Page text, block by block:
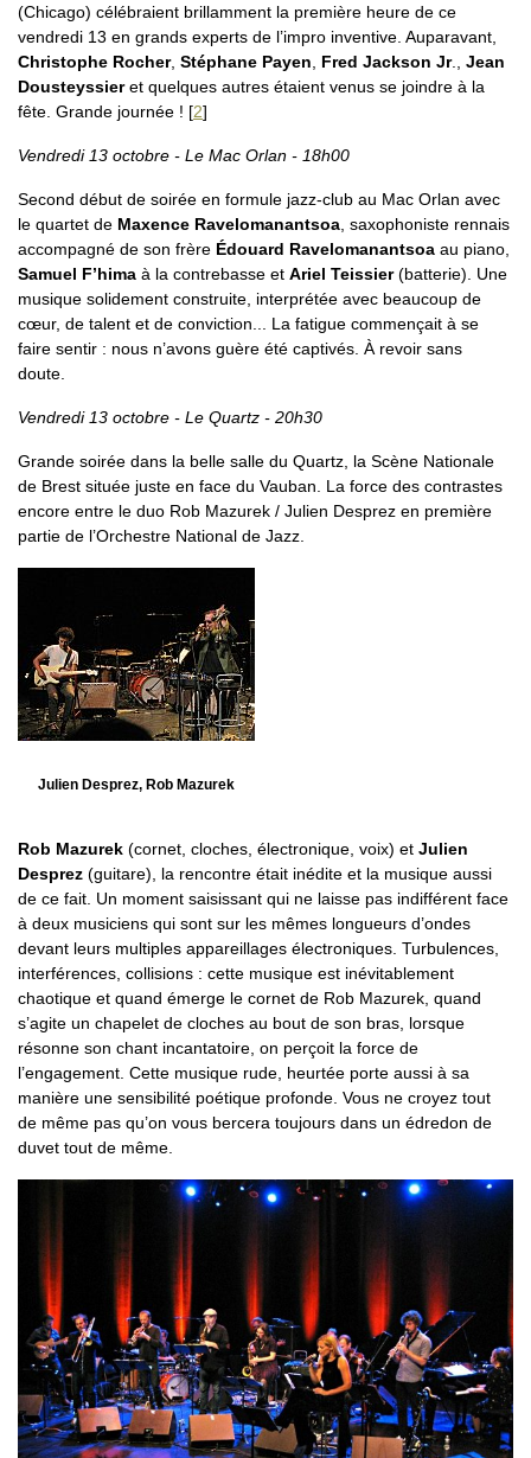
(Chicago) célébraient brillamment la première heure de ce
vendredi 13 en grands experts de l’impro inventive. Auparavant,
Christophe Rocher, Stéphane Payen Fred Jackson Jr., Jean
Dousteyssieret quelques autres étaient venus se joindre à la
fête. Grande journée ! [2]
Vendredi 13 octobre - Le Mac Orlan - 18h00
Second début de soirée en formule jazz-club au Mac Orlan avec
le quartet de Maxence Ravelomanantsoa , saxophoniste rennais
accompagné de son frère Édouard Ravelomanantsoa au piano,
Samuel F’hima à la contrebasse et Ariel Teissier(batterie). Une
musique solidement construite, interprétée avec beaucoup de
cœur, de talent et de conviction... La fatigue commençait à se
faire sentir : nous n’avons guère été captivés. À revoir sans
doute.
Vendredi 13 octobre - Le Quartz - 20h30
Grande soirée dans la belle salle du Quartz, la Scène Nationale
de Brest située juste en face du Vauban. La force des contrastes
encore entre le duo Rob Mazurek / Julien Desprez en première
partie de l’Orchestre National de Jazz.
Julien Desprez, Rob Mazurek
Rob Mazurek (cornet, cloches, électronique, voix) et Julien
Desprez (guitare), la rencontre était inédite et la musique aussi
de ce fait. Un moment saisissant qui ne laisse pas indifférent face
à deux musiciens qui sont sur les mêmes longueurs d’ondes
devant leurs multiples appareillages électroniques. Turbulences,
interférences, collisions : cette musique est inévitablement
chaotique et quand émerge le cornet de Rob Mazurek, quand
s’agite un chapelet de cloches au bout de son bras, lorsque
résonne son chant incantatoire, on perçoit la force de
l’engagement. Cette musique rude, heurtée porte aussi à sa
manière une sensibilité poétique profonde. Vous ne croyez tout
de même pas qu’on vous bercera toujours dans un édredon de
duvet tout de même.